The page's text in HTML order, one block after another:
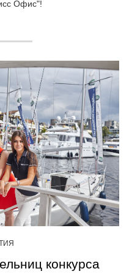
Офис"!
конкурса